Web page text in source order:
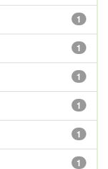
1
1
1
1
1
1